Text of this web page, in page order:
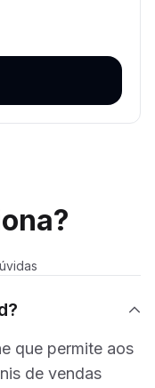
que permite aos
de vendas